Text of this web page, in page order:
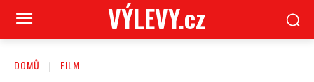
VÝLEVY.cz
DOMŮ FILM